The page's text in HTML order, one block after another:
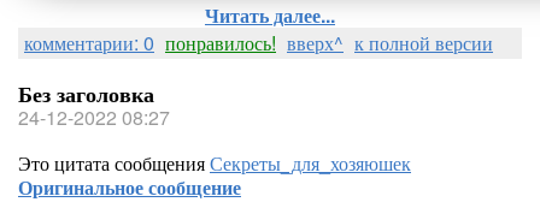
Читать далее...
комментарии: 0 понравилось! вверх^ к полной версии
Без заголовка
24-12-2022 08:27
Это цитата сообщенияСекреты_для_хозяюшек
Оригинальное сообщение